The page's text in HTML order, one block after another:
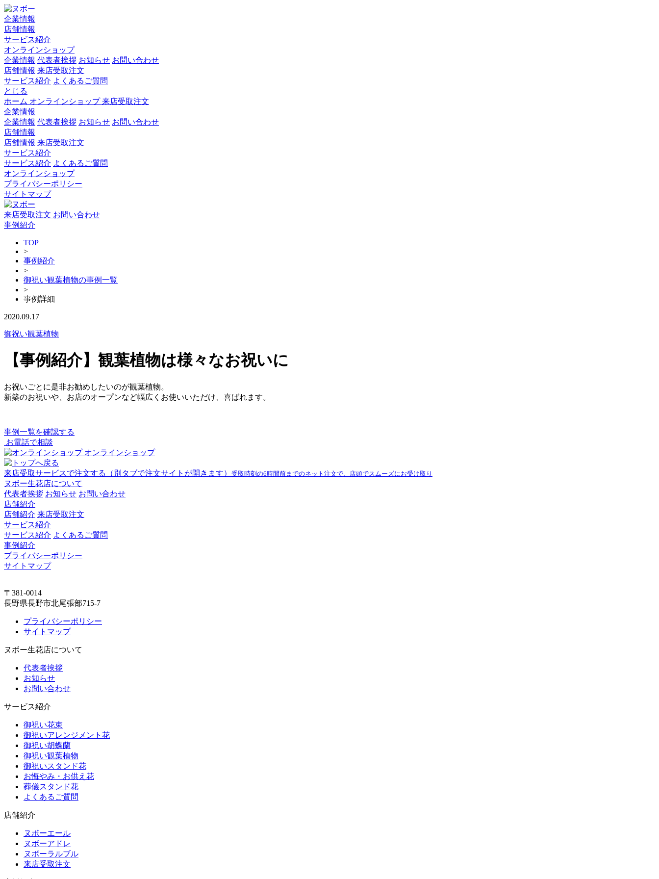
企業情報
店舗情報
サービス紹介
オンラインショップ
企業情報 代表者挨拶 お知らせ お問い合わせ
店舗情報 来店受取注文
サービス紹介 よくあるご質問
とじる
ホーム オンラインショップ来店受取注文
企業情報
企業情報 代表者挨拶 お知らせ お問い合わせ
店舗情報
店舗情報 来店受取注文
サービス紹介
サービス紹介 よくあるご質問
オンラインショップ
プライバシーポリシー
サイトマップ
来店受取注文 お問い合わせ
事例紹介
TOP
>
事例紹介
>
御祝い観葉植物の事例一覧
>
事例詳細
2020.09.17
御祝い観葉植物
【事例紹介】観葉植物は様々なお祝いに
お祝いごとに是非お勧めしたいのが観葉植物。
新築のお祝いや、お店のオープンなど幅広くお使いいただけ、喜ばれます。
事例一覧を確認する
お電話で相談
オンラインショップ
来店受取サービスで注文する （別タブで注文サイトが開きます） 受取時刻の6時間前までのネット注文で、店頭でスムーズにお受け取り
ヌボー生花店について
代表者挨拶 お知らせ お問い合わせ
店舗紹介
店舗紹介 来店受取注文
サービス紹介
サービス紹介 よくあるご質問
事例紹介
プライバシーポリシー
サイトマップ
〒381-0014
長野県長野市北尾張部715-7
プライバシーポリシー
サイトマップ
ヌボー生花店について
代表者挨拶
お知らせ
お問い合わせ
サービス紹介
御祝い花束
御祝いアレンジメント花
御祝い胡蝶蘭
御祝い観葉植物
御祝いスタンド花
お悔やみ・お供え花
葬儀スタンド花
よくあるご質問
店舗紹介
ヌボーエール
ヌボーアドレ
ヌボーラルブル
来店受取注文